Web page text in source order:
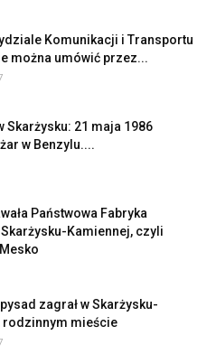
Komunikacji i Transportu
można umówić przez...
Skarżysku: 21 maja 1986
w Benzylu....
Państwowa Fabryka
Kamiennej, czyli
zagrał w Skarżysku-
rodzinnym mieście